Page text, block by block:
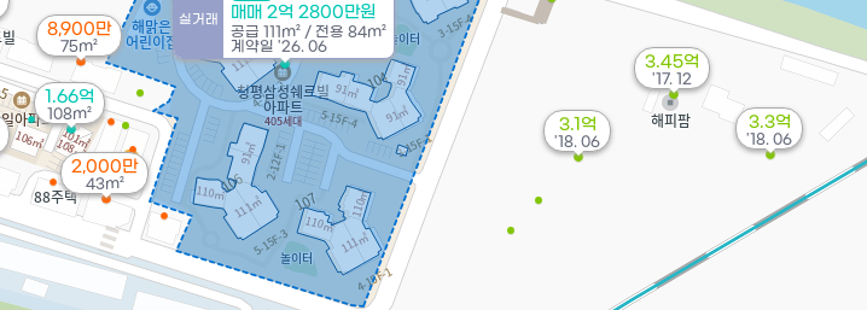
실거래 매매 2억 2800만원
공급 111m² / 전용 84m²
계약일 '26. 06
2,000만
43m²
8,900만
75m²
1.66억
108m²
3.1억
'18. 06
3.3억
'18. 06
3.45억
'17. 12